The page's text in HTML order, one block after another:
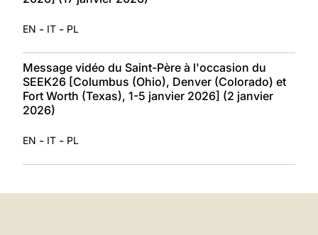
EN - IT - PL
Message vidéo du Saint-Père à l'occasion du
SEEK26 [Columbus (Ohio), Denver (Colorado) et
Fort Worth (Texas), 1-5 janvier 2026] (2 janvier
2026)
EN - IT - PL